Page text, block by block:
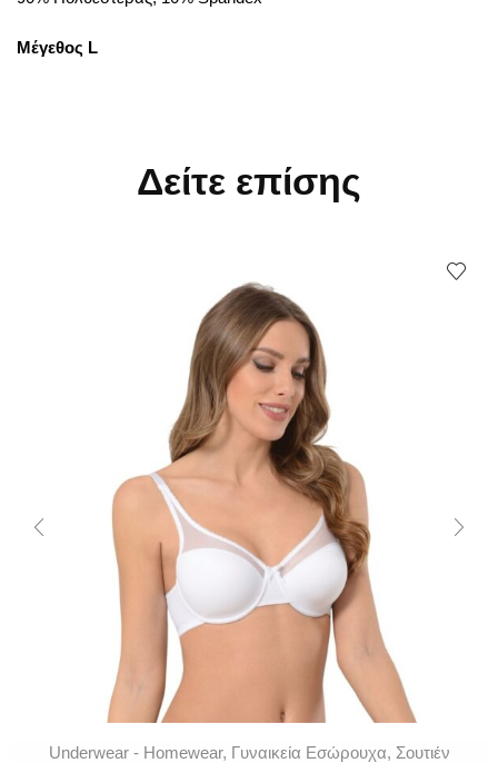
Μέγεθος L
Δείτε επίσης
Underwear - Homewear, Γυναικεία Εσώρουχα, Σουτιέν